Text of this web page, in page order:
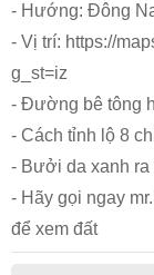
- Hướng: Đông
- Vị trí: https://
g_st=iz
- Đường bê tông
- Cách tỉnh lộ 8
- Bưởi da xanh ra
- Hãy gọi ngay
để xem đất